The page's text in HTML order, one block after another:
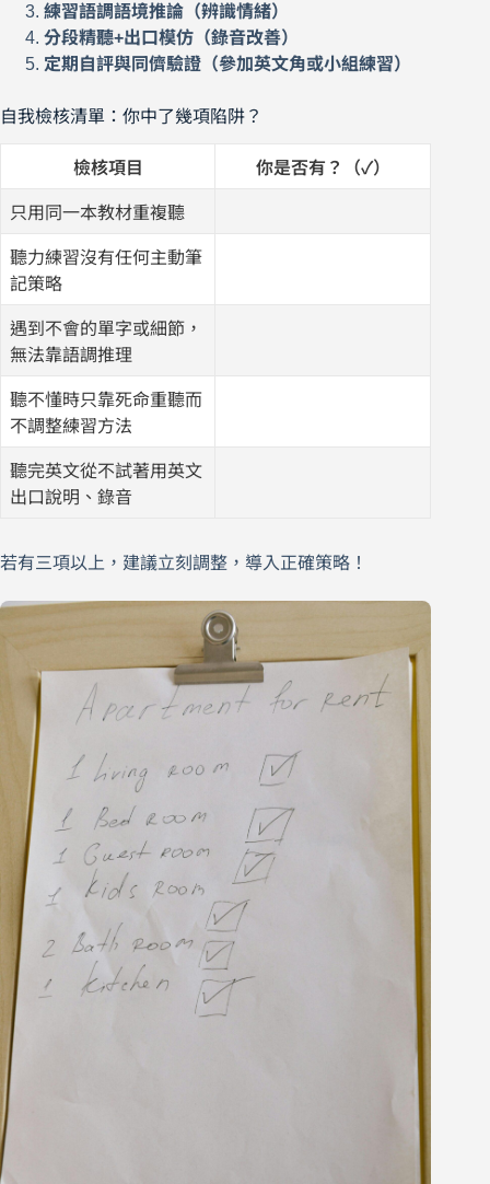
練習語調語境推論（辨識情緒）
分段精聽+出口模仿（錄音改善）
定期自評與同儕驗證（參加英文角或小組練習）
自我檢核清單：你中了幾項陷阱？
檢核項目 你是否有？（✓）
只用同一本教材重複聽
聽力練習沒有任何主動筆
記策略
遇到不會的單字或細節，
無法靠語調推理
聽不懂時只靠死命重聽而
不調整練習方法
聽完英文從不試著用英文
出口說明、錄音
若有三項以上，建議立刻調整，導入正確策略！